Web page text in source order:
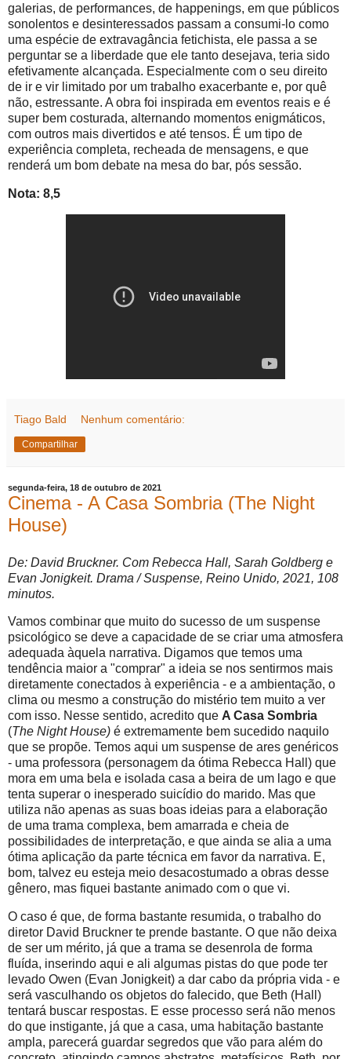
galerias, de performances, de happenings, em que públicos
sonolentos e desinteressados passam a consumi-lo como
uma espécie de extravagância fetichista, ele passa a se
perguntar se a liberdade que ele tanto desejava, teria sido
efetivamente alcançada. Especialmente com o seu direito
de ir e vir limitado por um trabalho exacerbante e, por quê
não, estressante. A obra foi inspirada em eventos reais e é
super bem costurada, alternando momentos enigmáticos,
com outros mais divertidos e até tensos. É um tipo de
experiência completa, recheada de mensagens, e que
renderá um bom debate na mesa do bar, pós sessão.
Nota: 8,5
Tiago Bald Nenhum comentário:
Compartilhar
segunda-feira, 18 de outubro de 2021
Cinema - A Casa Sombria (The Night
House)
De: David Bruckner. Com Rebecca Hall, Sarah Goldberg e
Evan Jonigkeit. Drama / Suspense, Reino Unido, 2021, 108
minutos.
Vamos combinar que muito do sucesso de um suspense
psicológico se deve a capacidade de se criar uma atmosfera
adequada àquela narrativa. Digamos que temos uma
tendência maior a "comprar" a ideia se nos sentirmos mais
diretamente conectados à experiência - e a ambientação, o
clima ou mesmo a construção do mistério tem muito a ver
com isso. Nesse sentido, acredito que A Casa Sombria
(The Night House) é extremamente bem sucedido naquilo
que se propõe. Temos aqui um suspense de ares genéricos
- uma professora (personagem da ótima Rebecca Hall) que
mora em uma bela e isolada casa a beira de um lago e que
tenta superar o inesperado suicídio do marido. Mas que
utiliza não apenas as suas boas ideias para a elaboração
de uma trama complexa, bem amarrada e cheia de
possibilidades de interpretação, e que ainda se alia a uma
ótima aplicação da parte técnica em favor da narrativa. E,
bom, talvez eu esteja meio desacostumado a obras desse
gênero, mas fiquei bastante animado com o que vi.
O caso é que, de forma bastante resumida, o trabalho do
diretor David Bruckner te prende bastante. O que não deixa
de ser um mérito, já que a trama se desenrola de forma
fluída, inserindo aqui e ali algumas pistas do que pode ter
levado Owen (Evan Jonigkeit) a dar cabo da própria vida - e
será vasculhando os objetos do falecido, que Beth (Hall)
tentará buscar respostas. E esse processo será não menos
do que instigante, já que a casa, uma habitação bastante
ampla, parecerá guardar segredos que vão para além do